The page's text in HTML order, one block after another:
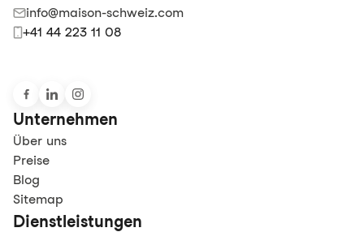
info@maison-schweiz.com
+41 44 223 11 08
Unternehmen
Über uns
Preise
Blog
Sitemap
Dienstleistungen